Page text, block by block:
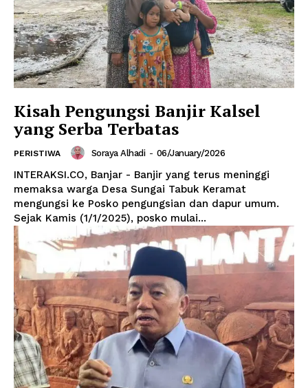
Kisah Pengungsi Banjir Kalsel
yang Serba Terbatas
PERISTIWA Soraya Alhadi - 06/January/2026
INTERAKSI.CO, Banjar - Banjir yang terus meninggi
memaksa warga Desa Sungai Tabuk Keramat
mengungsi ke Posko pengungsian dan dapur umum.
Sejak Kamis (1/1/2025), posko mulai...